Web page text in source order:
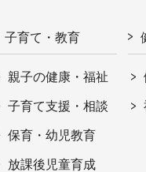
子育て・教育
親子の健康・福祉
子育て支援・相談
保育・幼児教育
放課後児童育成